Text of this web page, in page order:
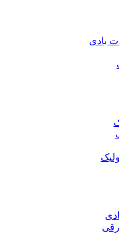
بادی